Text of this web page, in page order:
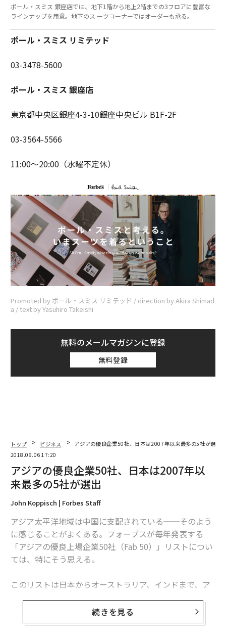
ポール・スミス 銀座店では、地下1階から地上2階までの3フロアに豊富な
ラインナップを用意。地下のス ーツコーナーではオーダーも承る。
ポール・スミス リミテッド
03-3478-5600
ポール・スミス 銀座店
東京都中央区銀座4-3-10銀座中央ビル B1F-2F
03-3564-5566
11:00〜20:00（水曜不定休）
Promoted by ポール・スミス リミテッド / direction by Akira Shimad
a / text by Yasuhiro Takeishi
無料のメールマガジンに登録
無料登録
トップ ビジネス
アジアの優良企業50社、日本は2007年以来最多の5社が選出
2018.09.06 17:20
アジアの優良企業50社、日本は2007年以
来最多の5社が選出
John Koppisch | Forbes Staff
アジア太平洋地域は中国に支配されている──そのよう
に感じることがよくある。フォーブスが毎年発表する
「アジアの優良上場企業50社（Fab 50）」リストについ
ては、特にそう思える。
このリストは日本からオーストラリア、インドまで、ア
ジア太平洋地域の上場企業の中から業績や財務状況が一
定の基準を上回る50社を選出し、紹介するものだ。今年
のリストもまた、中国企業が最も多くを占めた。昨年は
続きを見る